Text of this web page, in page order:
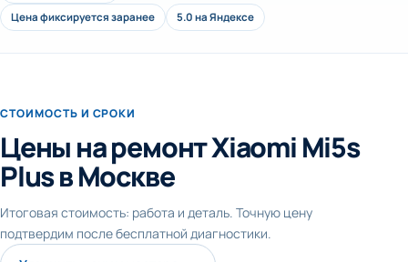
Цена фиксируется заранее
5.0 на Яндексе
СТОИМОСТЬ И СРОКИ
Цены на ремонт Xiaomi Mi5s
Plus в Москве
Итоговая стоимость: работа и деталь. Точную цену
подтвердим после бесплатной диагностики.